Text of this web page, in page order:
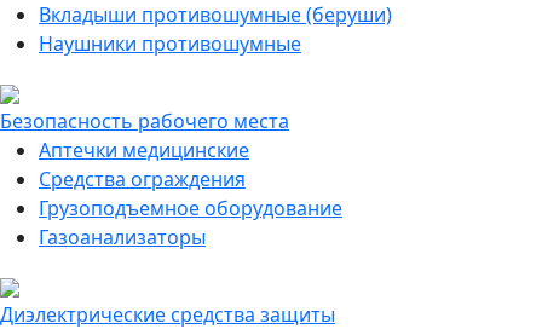
Вкладыши противошумные (беруши)
Наушники противошумные
Безопасность рабочего места
Аптечки медицинские
Средства ограждения
Грузоподъемное оборудование
Газоанализаторы
Диэлектрические средства защиты